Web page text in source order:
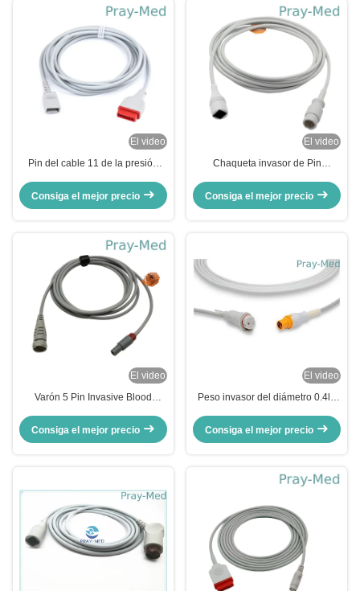
El video
Pin del cable 11 de la presión
de Utah con el conector rojo
Consiga el mejor precio
El video
Chaqueta invasor de Pin
cable 12 de la presión arterial de
Consiga el mejor precio
El video
Varón 5 Pin Invasive Blood
transductor del argón
Consiga el mejor precio
El video
Peso invasor del diámetro 0.4lb
presión arterial de
Consiga el mejor precio